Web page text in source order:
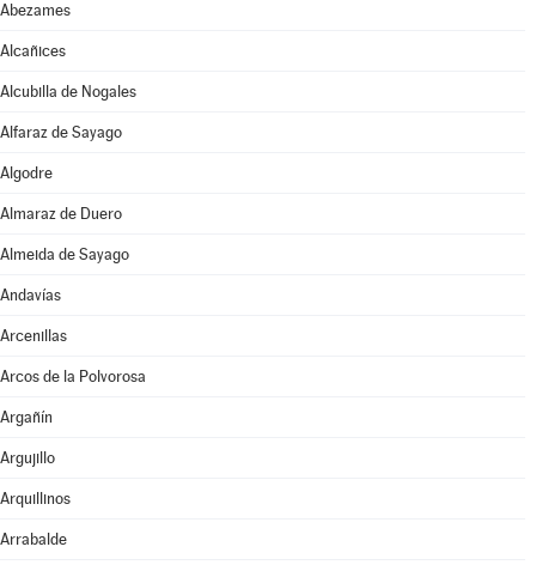
Abezames
Alcañices
Alcubilla de Nogales
Alfaraz de Sayago
Algodre
Almaraz de Duero
Almeida de Sayago
Andavías
Arcenillas
Arcos de la Polvorosa
Argañín
Argujillo
Arquillinos
Arrabalde